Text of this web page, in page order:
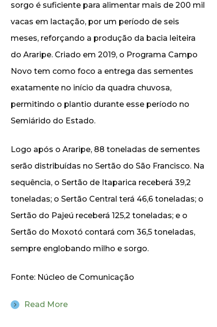
sorgo é suficiente para alimentar mais de 200 mil
vacas em lactação, por um período de seis
meses, reforçando a produção da bacia leiteira
do Araripe. Criado em 2019, o Programa Campo
Novo tem como foco a entrega das sementes
exatamente no início da quadra chuvosa,
permitindo o plantio durante esse período no
Semiárido do Estado.
Logo após o Araripe, 88 toneladas de sementes
serão distribuídas no Sertão do São Francisco. Na
sequência, o Sertão de Itaparica receberá 39,2
toneladas; o Sertão Central terá 46,6 toneladas; o
Sertão do Pajeú receberá 125,2 toneladas; e o
Sertão do Moxotó contará com 36,5 toneladas,
sempre englobando milho e sorgo.
Fonte: Núcleo de Comunicação
Read More